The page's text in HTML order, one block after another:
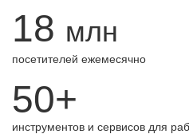
18 млн
посетителей ежемесячно
50+
инструментов и сервисов для